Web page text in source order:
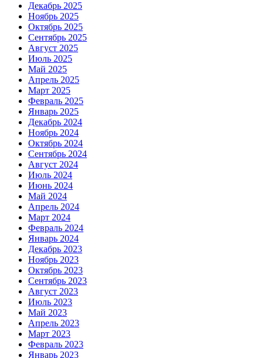
Декабрь 2025
Ноябрь 2025
Октябрь 2025
Сентябрь 2025
Август 2025
Июль 2025
Май 2025
Апрель 2025
Март 2025
Февраль 2025
Январь 2025
Декабрь 2024
Ноябрь 2024
Октябрь 2024
Сентябрь 2024
Август 2024
Июль 2024
Июнь 2024
Май 2024
Апрель 2024
Март 2024
Февраль 2024
Январь 2024
Декабрь 2023
Ноябрь 2023
Октябрь 2023
Сентябрь 2023
Август 2023
Июль 2023
Май 2023
Апрель 2023
Март 2023
Февраль 2023
Январь 2023